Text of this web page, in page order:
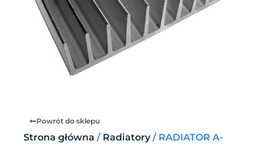
Powrót do sklepu
Strona główna / Radiatory/ RADIATOR A-